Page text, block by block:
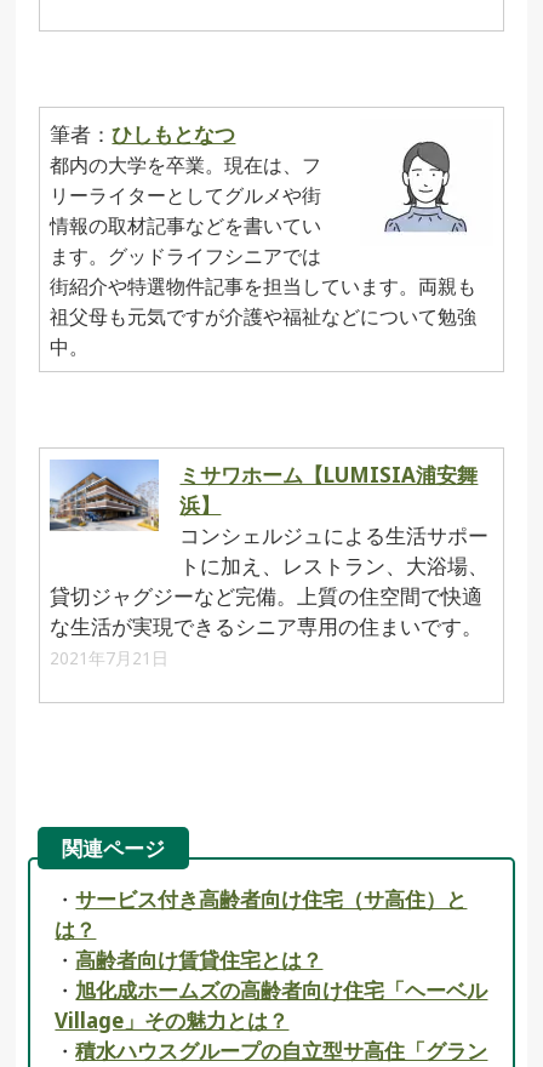
筆者：ひしもとなつ
都内の大学を卒業。現在は、フ
リーライターとしてグルメや街
情報の取材記事などを書いてい
ます。グッドライフシニアでは
街紹介や特選物件記事を担当しています。両親も
祖父母も元気ですが介護や福祉などについて勉強
中。
ミサワホーム【LUMISIA浦安舞
浜】
コンシェルジュによる生活サポー
トに加え、レストラン、大浴場、
貸切ジャグジーなど完備。上質の住空間で快適
な生活が実現できるシニア専用の住まいです。
2021年7月21日
関連ページ
・サービス付き高齢者向け住宅（サ高住）と
は？
・高齢者向け賃貸住宅とは？
・ 旭化成ホームズの高齢者向け住宅「ヘーベル
Village」その魅力とは？
・積水ハウスグループの自立型サ高住「グラン